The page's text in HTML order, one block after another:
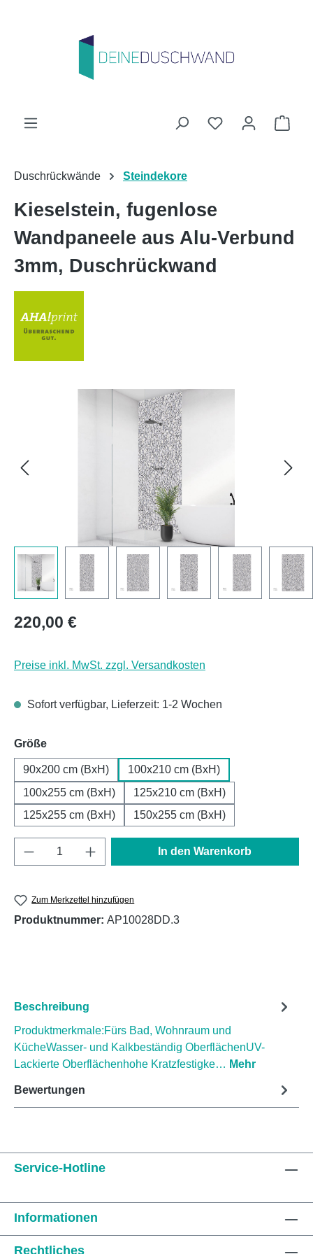
Du hast 0
Duschrückwände Steindekore
Kieselstein, fugenlose
Wandpaneele aus Alu-Verbund
3mm, Duschrückwand
Regulärer Preis:
220,00 €
Preise inkl. MwSt. zzgl. Versandkosten
Sofort verfügbar, Lieferzeit: 1-2 Wochen
Größeauswählen
90x200 cm (BxH)
100x210 cm (BxH)
100x255 cm (BxH)
125x210 cm (BxH)
125x255 cm (BxH)
150x255 cm (BxH)
Produkt Anzahl: Gib den gewünschten
In den Warenkorb
Zum Merkzettel hinzufügen
Produktnummer: AP10028DD.3
Beschreibung
Produktmerkmale:Fürs Bad, Wohnraum und
KücheWasser- und Kalkbeständig OberflächenUV-
Lackierte Oberflächenhohe Kratzfestigke… Mehr
Bewertungen
Service-Hotline
Informationen
Rechtliches